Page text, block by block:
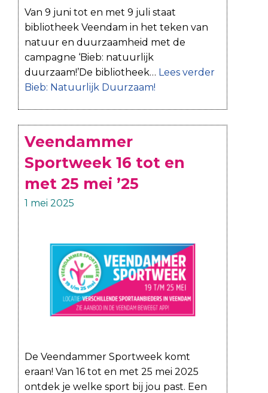
Van 9 juni tot en met 9 juli staat
bibliotheek Veendam in het teken van
natuur en duurzaamheid met de
campagne ‘Bieb: natuurlijk
duurzaam!’De bibliotheek… Lees verder
Bieb: Natuurlijk Duurzaam!
Veendammer
Sportweek 16 tot en
met 25 mei ’25
1 mei 2025
De Veendammer Sportweek komt
eraan! Van 16 tot en met 25 mei 2025
ontdek je welke sport bij jou past. Een